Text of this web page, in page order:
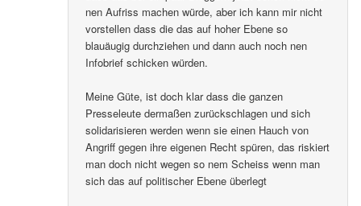
nen Aufriss machen würde, aber ich kann mir nicht
vorstellen dass die das auf hoher Ebene so
blauäugig durchziehen und dann auch noch nen
Infobrief schicken würden.
Meine Güte, ist doch klar dass die ganzen
Presseleute dermaßen zurückschlagen und sich
solidarisieren werden wenn sie einen Hauch von
Angriff gegen ihre eigenen Recht spüren, das riskiert
man doch nicht wegen so nem Scheiss wenn man
sich das auf politischer Ebene überlegt